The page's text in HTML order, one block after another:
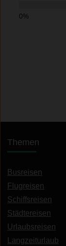
Themen
Busreisen
Flugreisen
Schiffsreisen
Städtereisen
Urlaubsreisen
Langzeiturlaub